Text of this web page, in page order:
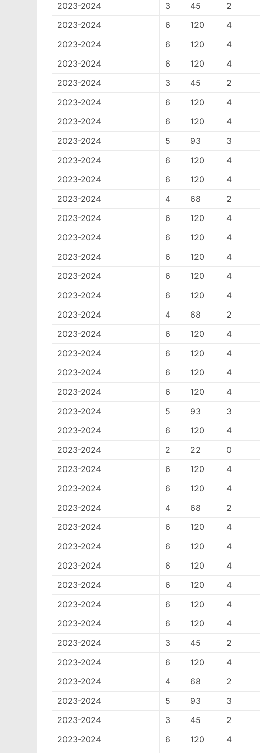
2023-2024
3 45 2
2023-2024
6 120 4
2023-2024
6 120 4
2023-2024
6 120 4
2023-2024
3 45 2
2023-2024
6 120 4
2023-2024
6 120 4
2023-2024
5 93 3
2023-2024
6 120 4
2023-2024
6 120 4
2023-2024
4 68 2
2023-2024
6 120 4
2023-2024
6 120 4
2023-2024
6 120 4
2023-2024
6 120 4
2023-2024
6 120 4
2023-2024
4 68 2
2023-2024
6 120 4
2023-2024
6 120 4
2023-2024
6 120 4
2023-2024
6 120 4
2023-2024
5 93 3
2023-2024
6 120 4
2023-2024
2 22 0
2023-2024
6 120 4
2023-2024
6 120 4
2023-2024
4 68 2
2023-2024
6 120 4
2023-2024
6 120 4
2023-2024
6 120 4
2023-2024
6 120 4
2023-2024
6 120 4
2023-2024
6 120 4
2023-2024
3 45 2
2023-2024
6 120 4
2023-2024
4 68 2
2023-2024
5 93 3
2023-2024
3 45 2
2023-2024
6 120 4